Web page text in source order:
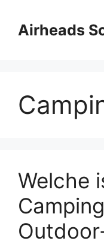
contentAirheads
Welche